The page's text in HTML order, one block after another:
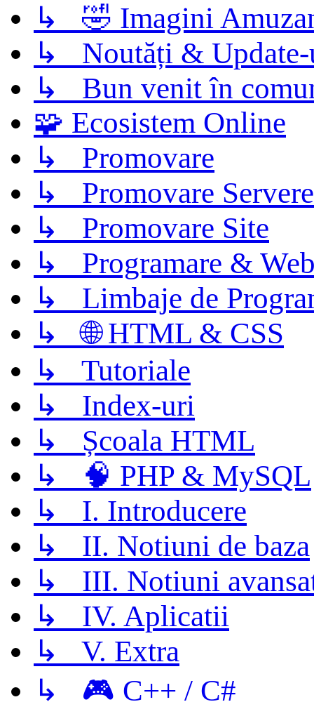
↳ 🤣 Imagini
↳ Noutăți &
↳ Bun venit în
🧩 Ecosistem Online
↳ Promovare
↳ Promovare Servere
↳ Promovare Site
↳ Programare &
↳ Limbaje de
↳ 🌐 HTML & CSS
↳ Tutoriale
↳ Index-uri
↳ Școala HTML
↳ 🧠 PHP & MySQL
↳ I. Introducere
↳ II. Notiuni de baza
↳ III. Notiuni
↳ IV. Aplicatii
↳ V. Extra
↳ 🎮 C++ / C#